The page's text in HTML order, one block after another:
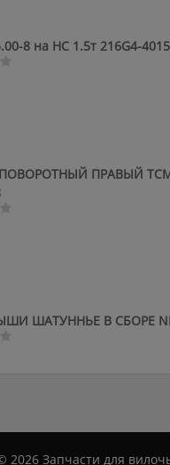
8 на HC 1.5т 216G4-
ПРАВЫЙ ТСМ
ШАТУННЬЕ В СБОРЕ
2026 Запчасти для